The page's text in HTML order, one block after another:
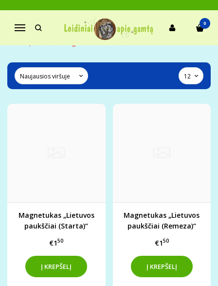
Navigacija
0
LIETUVOS PAUKŠČIAI
Pagrindinis Magnetukai
Lietuvos paukščiai
Linksmi, šmaikštūs magnetukai su užrašais
Magnetukas „Lietuvos
paukščiai (Starta)“
€150
Magnetukas „Lietuvos
paukščiai (Remeza)“
€150